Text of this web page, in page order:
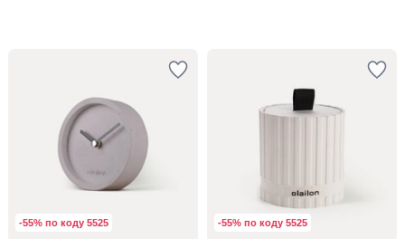
-55% по коду 5525 -55% по коду 5525